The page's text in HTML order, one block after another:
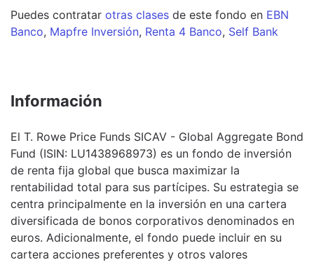
Puedes contratar otras clases de este fondo en EBN
Banco, Mapfre Inversión, Renta 4 Banco, Self Bank
Información
El T. Rowe Price Funds SICAV - Global Aggregate Bond
Fund (ISIN: LU1438968973) es un fondo de inversión
de renta fija global que busca maximizar la
rentabilidad total para sus partícipes. Su estrategia se
centra principalmente en la inversión en una cartera
diversificada de bonos corporativos denominados en
euros. Adicionalmente, el fondo puede incluir en su
cartera acciones preferentes y otros valores